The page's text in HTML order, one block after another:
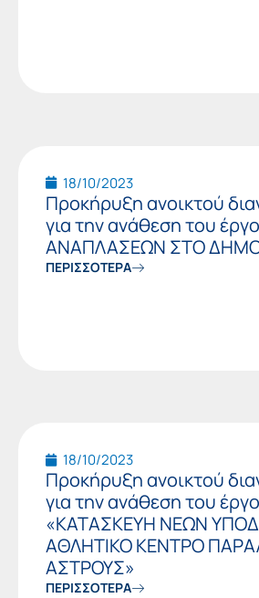
18/10/2023
Προκήρυξη ανοικτού
για την ανάθεση του
ΑΝΑΠΛΑΣΕΩΝ ΣΤΟ ΔΗΜΟ
ΠΕΡΙΣΣΟΤΕΡΑ
18/10/2023
Προκήρυξη ανοικτού
για την ανάθεση του
«ΚΑΤΑΣΚΕΥΗ ΝΕΩΝ
ΑΘΛΗΤΙΚΟ ΚΕΝΤΡΟ
ΑΣΤΡΟΥΣ»
ΠΕΡΙΣΣΟΤΕΡΑ